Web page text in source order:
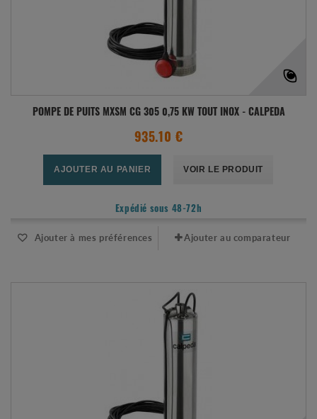
POMPE DE PUITS MXSM CG 305 0,75 KW TOUT INOX - CALPEDA
935.10 €
AJOUTER AU PANIER VOIR LE PRODUIT
Expédié sous 48-72h
Ajouter à mes préférences Ajouter au comparateur